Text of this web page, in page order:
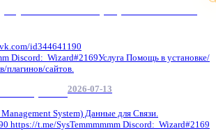
id344641190
Discord: Wizard#2169Услуга Помощь в установке/
плагинов/сайтов.
2026-07-13
System) Данные для Связи.
https://t.me/SysTemmmmmm Discord: Wizard#2169